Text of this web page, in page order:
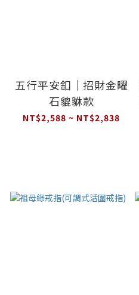
五行平安釦｜招財金曜
石貔貅款
NT$2,588 ~ NT$2,838